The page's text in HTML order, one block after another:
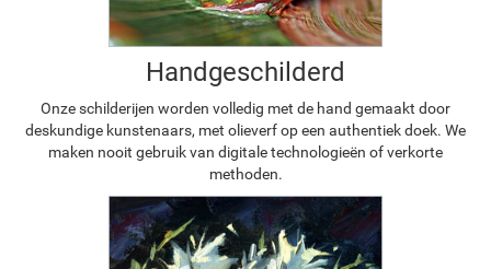
Handgeschilderd
Onze schilderijen worden volledig met de hand gemaakt door
deskundige kunstenaars, met olieverf op een authentiek doek. We
maken nooit gebruik van digitale technologieën of verkorte
methoden.